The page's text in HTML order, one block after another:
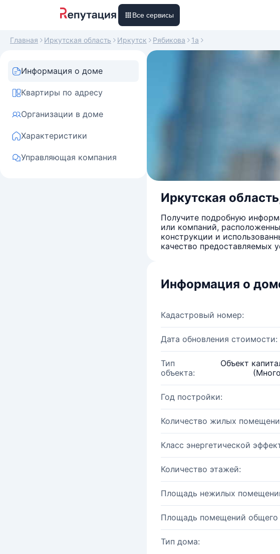
Все сервисы
Главная Иркутская область Иркутск Рябикова 1а
Информация о доме
Квартиры по адресу
Организации в доме
Характеристики
Управляющая компания
Иркутская
Получите подробную
или компаний,
конструкции и
качество предоставляемых
Информация о
Кадастровый номер:
Дата обновления стоимости:
Тип
объекта:
Объект
Год постройки:
Количество жилых
Класс энергетической
Количество этажей:
Площадь нежилых
Площадь помещений общего
Тип дома: